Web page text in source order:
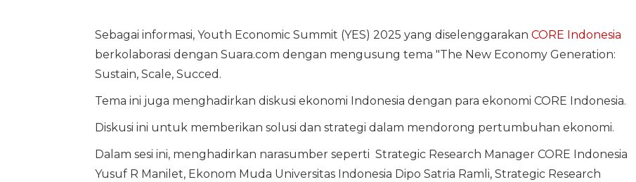
Sebagai informasi, Youth Economic Summit (YES) 2025 yang diselenggarakan CORE Indonesia
berkolaborasi dengan Suara.com dengan mengusung tema "The New Economy Generation:
Sustain, Scale, Succed.
Tema ini juga menghadirkan diskusi ekonomi Indonesia dengan para ekonomi CORE Indonesia.
Diskusi ini untuk memberikan solusi dan strategi dalam mendorong pertumbuhan ekonomi.
Dalam sesi ini, menghadirkan narasumber seperti Strategic Research Manager CORE Indonesia
Yusuf R Manilet, Ekonom Muda Universitas Indonesia Dipo Satria Ramli, Strategic Research